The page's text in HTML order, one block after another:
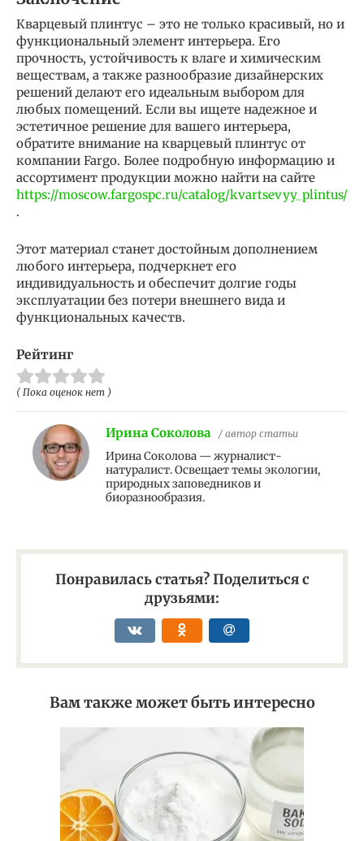
Кварцевый плинтус – это не только красивый, но и
функциональный элемент интерьера. Его
прочность, устойчивость к влаге и химическим
веществам, а также разнообразие дизайнерских
решений делают его идеальным выбором для
любых помещений. Если вы ищете надежное и
эстетичное решение для вашего интерьера,
обратите внимание на кварцевый плинтус от
компании Fargo. Более подробную информацию и
ассортимент продукции можно найти на сайте
https://moscow.fargospc.ru/catalog/kvartsevyy_plintus/
.
Этот материал станет достойным дополнением
любого интерьера, подчеркнет его
индивидуальность и обеспечит долгие годы
эксплуатации без потери внешнего вида и
функциональных качеств.
Рейтинг
( Пока оценок нет )
Ирина Соколова / автор статьи
Ирина Соколова — журналист-
натуралист. Освещает темы экологии,
природных заповедников и
биоразнообразия.
Понравилась статья? Поделиться с
друзьями:
Вам также может быть интересно